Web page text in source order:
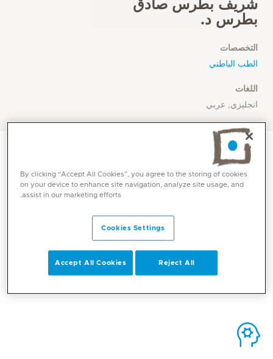
شريف بطرس صادق
بطرس د.
التخصصات
الطب الباطني
اللغات
انجليزي, عربي
Mediclinic Middle East Corporate Office
By clicking “Accept All Cookies”, you agree to the storing of cookies
on your device to enhance site navigation, analyze site usage, and
assist in our marketing efforts.
Cookies Settings
Reject All
Accept All Cookies